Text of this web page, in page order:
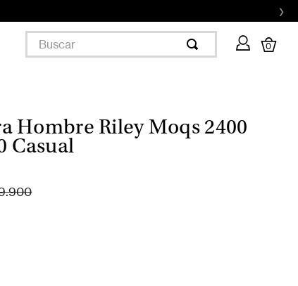
›
Buscar
0
Hombre Riley Moqs 2400
Casual